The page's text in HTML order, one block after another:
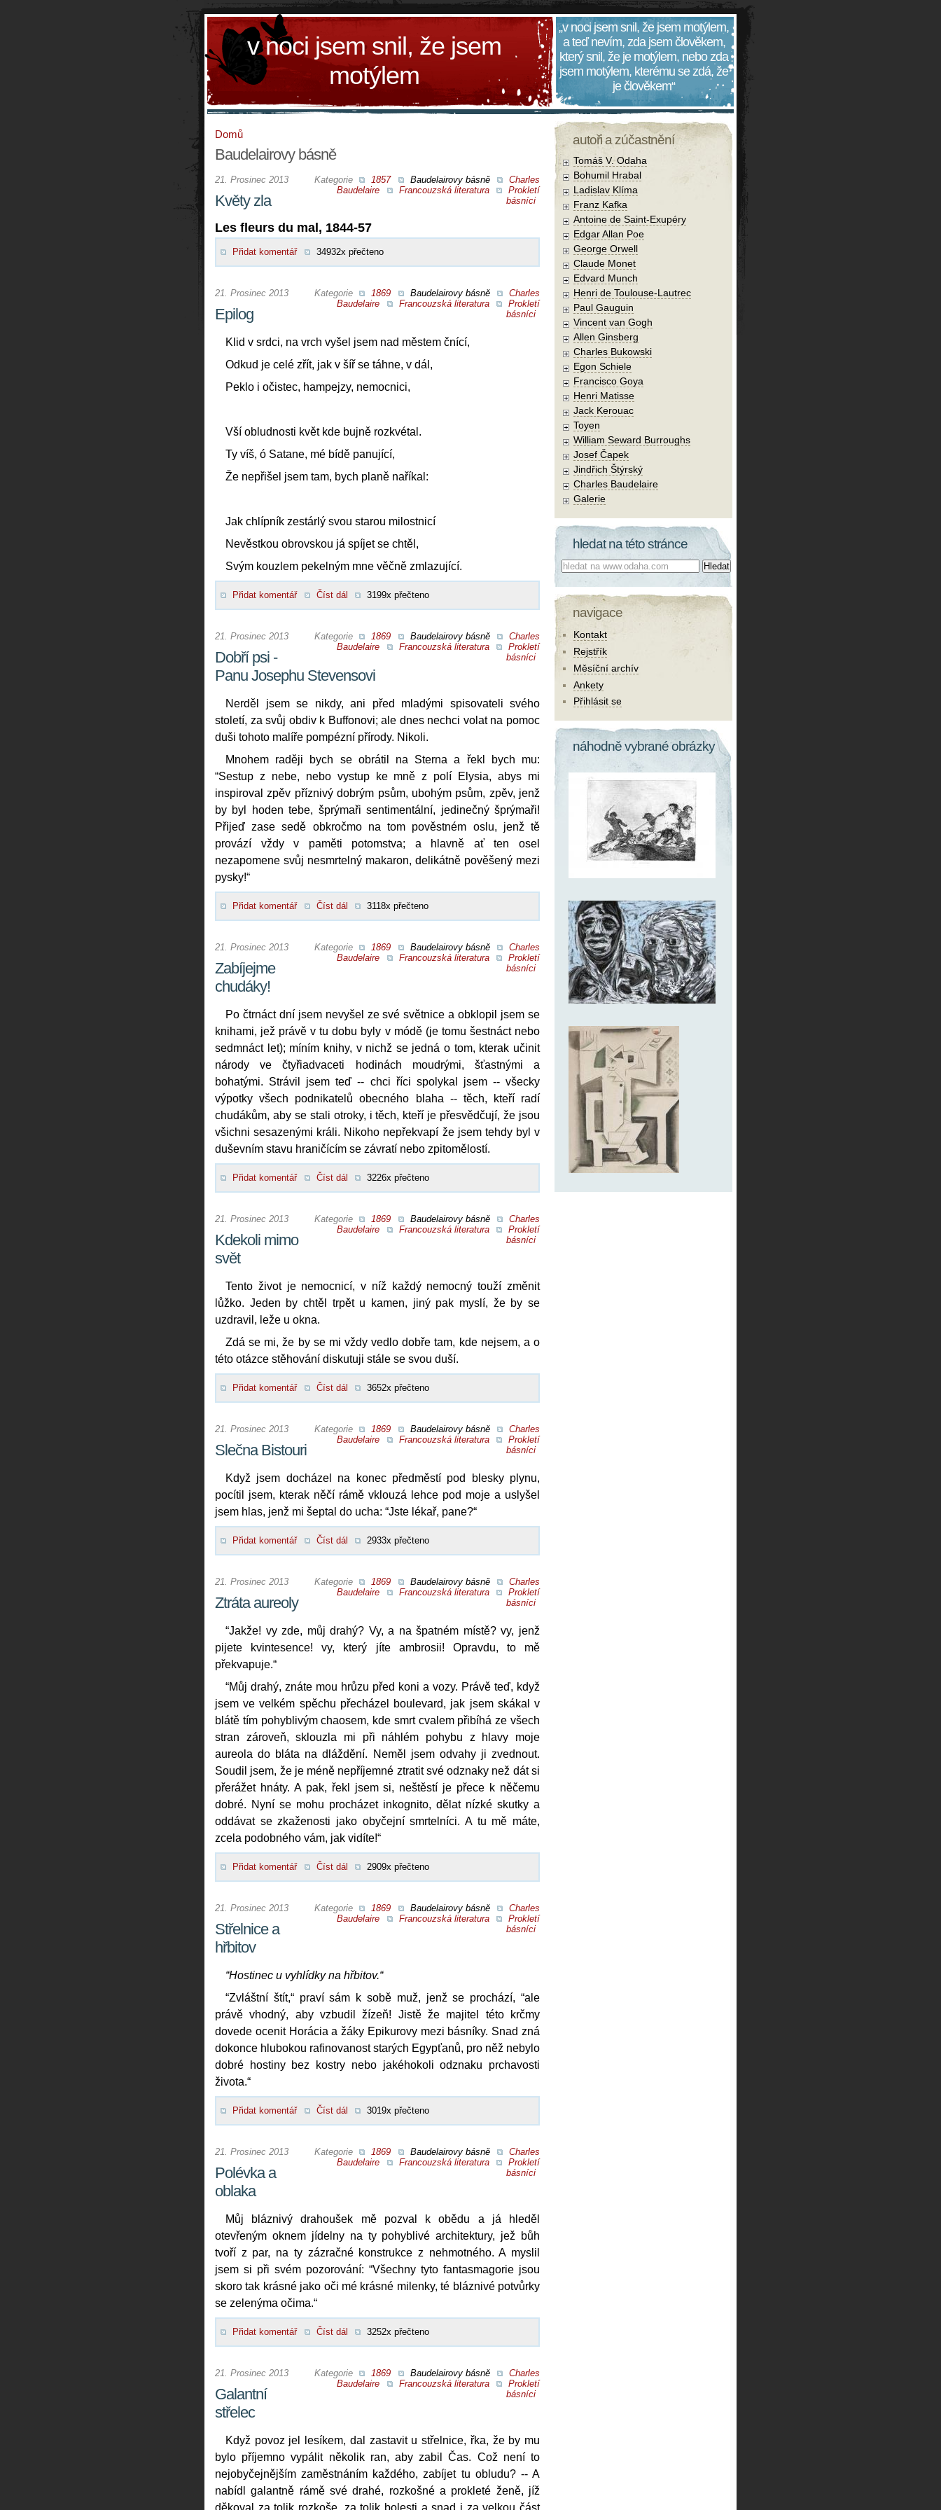
v noci jsem snil, že jsem
motýlem
„v noci jsem snil, že jsem motýlem,
a teď nevím, zda jsem člověkem,
který snil, že je motýlem, nebo zda
jsem motýlem, kterému se zdá, že
je člověkem“
Domů
Baudelairovy básně
Kategorie 1857 Baudelairovy básně
Charles
Baudelaire
Francouzská literatura
Prokletí
básníci
21. Prosinec 2013
Květy zla
Les fleurs du mal, 1844-57
Přidat komentář 34932x přečteno
Kategorie 1869 Baudelairovy básně
Charles
Baudelaire
Francouzská literatura
Prokletí
básníci
21. Prosinec 2013
Epilog
Klid v srdci, na vrch vyšel jsem nad městem čnící,
Odkud je celé zřít, jak v šíř se táhne, v dál,
Peklo i očistec, hampejzy, nemocnici,
Vší obludnosti květ kde bujně rozkvétal.
Ty víš, ó Satane, mé bídě panující,
Že nepřišel jsem tam, bych planě naříkal:
Jak chlípník zestárlý svou starou milostnicí
Nevěstkou obrovskou já spíjet se chtěl,
Svým kouzlem pekelným mne věčně zmlazující.
Přidat komentář Číst dál 3199x přečteno
Kategorie 1869 Baudelairovy básně
Charles
Baudelaire
Francouzská literatura
Prokletí
básníci
21. Prosinec 2013
Dobří psi -
Panu Josephu Stevensovi
Nerděl jsem se nikdy, ani před mladými spisovateli svého
století, za svůj obdiv k Buffonovi; ale dnes nechci volat na pomoc
duši tohoto malíře pompézní přírody. Nikoli.
Mnohem raději bych se obrátil na Sterna a řekl bych mu:
“Sestup z nebe, nebo vystup ke mně z polí Elysia, abys mi
inspiroval zpěv příznivý dobrým psům, ubohým psům, zpěv, jenž
by byl hoden tebe, šprýmaři sentimentální, jedinečný šprýmaři!
Přijeď zase sedě obkročmo na tom pověstném oslu, jenž tě
provází vždy v paměti potomstva; a hlavně ať ten osel
nezapomene svůj nesmrtelný makaron, delikátně pověšený mezi
pysky!“
Přidat komentář Číst dál 3118x přečteno
Kategorie 1869 Baudelairovy básně
Charles
Baudelaire
Francouzská literatura
Prokletí
básníci
21. Prosinec 2013
Zabíjejme
chudáky!
Po čtrnáct dní jsem nevyšel ze své světnice a obklopil jsem se
knihami, jež právě v tu dobu byly v módě (je tomu šestnáct nebo
sedmnáct let); míním knihy, v nichž se jedná o tom, kterak učinit
národy ve čtyřiadvaceti hodinách moudrými, šťastnými a
bohatými. Strávil jsem teď -- chci říci spolykal jsem -- všecky
výpotky všech podnikatelů obecného blaha -- těch, kteří radí
chudákům, aby se stali otroky, i těch, kteří je přesvědčují, že jsou
všichni sesazenými králi. Nikoho nepřekvapí že jsem tehdy byl v
duševním stavu hraničícím se závratí nebo zpitomělostí.
Přidat komentář Číst dál 3226x přečteno
Kategorie 1869 Baudelairovy básně
Charles
Baudelaire
Francouzská literatura
Prokletí
básníci
21. Prosinec 2013
Kdekoli mimo
svět
Tento život je nemocnicí, v níž každý nemocný touží změnit
lůžko. Jeden by chtěl trpět u kamen, jiný pak myslí, že by se
uzdravil, leže u okna.
Zdá se mi, že by se mi vždy vedlo dobře tam, kde nejsem, a o
této otázce stěhování diskutuji stále se svou duší.
Přidat komentář Číst dál 3652x přečteno
Kategorie 1869 Baudelairovy básně
Charles
Baudelaire
Francouzská literatura
Prokletí
básníci
21. Prosinec 2013
Slečna Bistouri
Když jsem docházel na konec předměstí pod blesky plynu,
pocítil jsem, kterak něčí rámě vklouzá lehce pod moje a uslyšel
jsem hlas, jenž mi šeptal do ucha: “Jste lékař, pane?“
Přidat komentář Číst dál 2933x přečteno
Kategorie 1869 Baudelairovy básně
Charles
Baudelaire
Francouzská literatura
Prokletí
básníci
21. Prosinec 2013
Ztráta aureoly
“Jakže! vy zde, můj drahý? Vy, a na špatném místě? vy, jenž
pijete kvintesence! vy, který jíte ambrosii! Opravdu, to mě
překvapuje.“
“Můj drahý, znáte mou hrůzu před koni a vozy. Právě teď, když
jsem ve velkém spěchu přecházel boulevard, jak jsem skákal v
blátě tím pohyblivým chaosem, kde smrt cvalem přibíhá ze všech
stran zároveň, sklouzla mi při náhlém pohybu z hlavy moje
aureola do bláta na dláždění. Neměl jsem odvahy ji zvednout.
Soudil jsem, že je méně nepříjemné ztratit své odznaky než dát si
přerážet hnáty. A pak, řekl jsem si, neštěstí je přece k něčemu
dobré. Nyní se mohu procházet inkognito, dělat nízké skutky a
oddávat se zkaženosti jako obyčejní smrtelníci. A tu mě máte,
zcela podobného vám, jak vidíte!“
Přidat komentář Číst dál 2909x přečteno
Kategorie 1869 Baudelairovy básně
Charles
Baudelaire
Francouzská literatura
Prokletí
básníci
21. Prosinec 2013
Střelnice a
hřbitov
“Hostinec u vyhlídky na hřbitov.“
“Zvláštní štít,“ praví sám k sobě muž, jenž se prochází, “ale
právě vhodný, aby vzbudil žízeň! Jistě že majitel této krčmy
dovede ocenit Horácia a žáky Epikurovy mezi básníky. Snad zná
dokonce hlubokou rafinovanost starých Egypťanů, pro něž nebylo
dobré hostiny bez kostry nebo jakéhokoli odznaku prchavosti
života.“
Přidat komentář Číst dál 3019x přečteno
Kategorie 1869 Baudelairovy básně
Charles
Baudelaire
Francouzská literatura
Prokletí
básníci
21. Prosinec 2013
Polévka a
oblaka
Můj bláznivý drahoušek mě pozval k obědu a já hleděl
otevřeným oknem jídelny na ty pohyblivé architektury, jež bůh
tvoří z par, na ty zázračné konstrukce z nehmotného. A myslil
jsem si při svém pozorování: “Všechny tyto fantasmagorie jsou
skoro tak krásné jako oči mé krásné milenky, té bláznivé potvůrky
se zelenýma očima.“
Přidat komentář Číst dál 3252x přečteno
Kategorie 1869 Baudelairovy básně
Charles
Baudelaire
Francouzská literatura
Prokletí
básníci
21. Prosinec 2013
Galantní
střelec
Když povoz jel lesíkem, dal zastavit u střelnice, řka, že by mu
bylo příjemno vypálit několik ran, aby zabil Čas. Což není to
nejobyčejnějším zaměstnáním každého, zabíjet tu obludu? -- A
nabídl galantně rámě své drahé, rozkošné a prokleté ženě, jíž
děkoval za tolik rozkoše, za tolik bolesti a snad i za velkou část
autoři a zúčastnění
Tomáš V. Odaha
Bohumil Hrabal
Ladislav Klíma
Franz Kafka
Antoine de Saint-Exupéry
Edgar Allan Poe
George Orwell
Claude Monet
Edvard Munch
Henri de Toulouse-Lautrec
Paul Gauguin
Vincent van Gogh
Allen Ginsberg
Charles Bukowski
Egon Schiele
Francisco Goya
Henri Matisse
Jack Kerouac
Toyen
William Seward Burroughs
Josef Čapek
Jindřich Štýrský
Charles Baudelaire
Galerie
hledat na této stránce
Co hledat:
navigace
Kontakt
Rejstřík
Měsíční archív
Ankety
Přihlásit se
náhodně vybrané obrázky